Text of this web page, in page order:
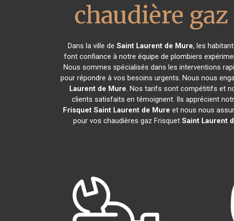
chaudière
Dans la ville de Saint Laurent de Mure, les
font confiance à notre équipe de plombiers
Nous sommes spécialisés dans les interventions
pour répondre à vos besoins urgents. Nous nous
Laurent de Mure. Nos tarifs sont compétitifs et
clients satisfaits en témoignent. Ils apprécient
Frisquet Saint Laurent de Mure et nous nous
pour vos chaudières gaz Frisquet Saint Laurent